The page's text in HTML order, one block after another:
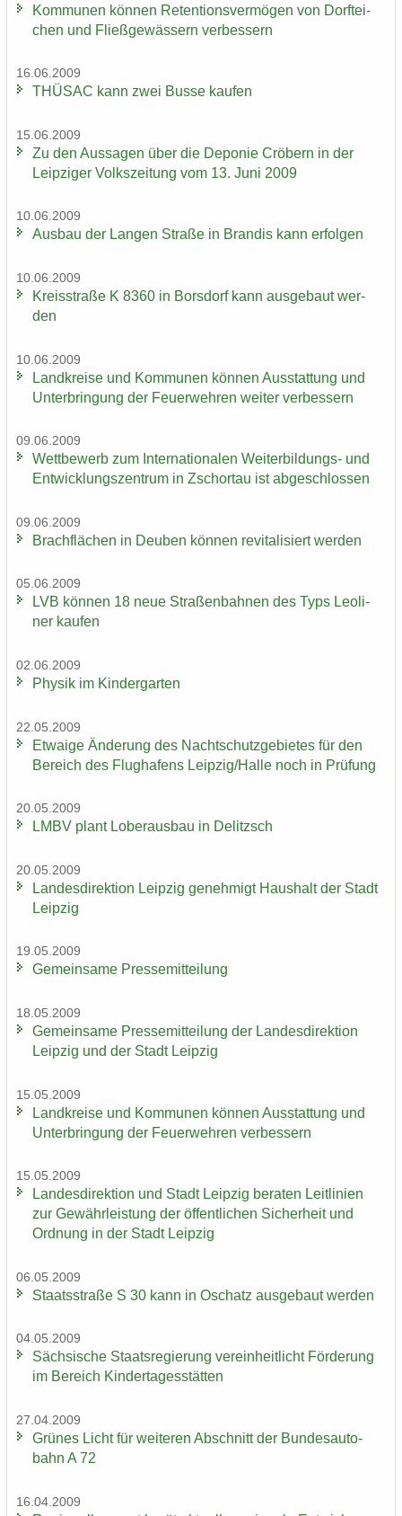
Kom­mu­nen kön­nen Re­ten­ti­ons­ver­mö­gen von Dorf­tei­
chen und Fließ­ge­wäs­sern ver­bes­sern
16.06.2009
THÜ­SAC kann zwei Busse kau­fen
15.06.2009
Zu den Aus­sa­gen über die De­po­nie Crö­bern in der
Leip­zi­ger Volks­zei­tung vom 13. Juni 2009
10.06.2009
Aus­bau der Lan­gen Stra­ße in Bran­dis kann er­fol­gen
10.06.2009
Kreis­stra­ße K 8360 in Bors­dorf kann aus­ge­baut wer­
den
10.06.2009
Land­krei­se und Kom­mu­nen kön­nen Aus­stat­tung und
Un­ter­brin­gung der Feu­er­weh­ren wei­ter ver­bes­sern
09.06.2009
Wett­be­werb zum In­ter­na­tio­na­len Weiterbildungs-​ und
Ent­wick­lungs­zen­trum in Zschor­tau ist ab­ge­schlos­sen
09.06.2009
Brach­flä­chen in Deu­ben kön­nen re­vi­ta­li­siert wer­den
05.06.2009
LVB kön­nen 18 neue Stra­ßen­bah­nen des Typs Leo­li­
ner kau­fen
02.06.2009
Phy­sik im Kin­der­gar­ten
22.05.2009
Et­wa­ige Än­de­rung des Nacht­schutz­ge­bie­tes für den
Be­reich des Flug­ha­fens Leip­zig/Halle noch in Prü­fung
20.05.2009
LMBV plant Lober­aus­bau in De­litzsch
20.05.2009
Lan­des­di­rek­ti­on Leip­zig ge­neh­migt Haus­halt der Stadt
Leip­zig
19.05.2009
Ge­mein­sa­me Pres­se­mit­tei­lung
18.05.2009
Ge­mein­sa­me Pres­se­mit­tei­lung der Lan­des­di­rek­ti­on
Leip­zig und der Stadt Leip­zig
15.05.2009
Land­krei­se und Kom­mu­nen kön­nen Aus­stat­tung und
Un­ter­brin­gung der Feu­er­weh­ren ver­bes­sern
15.05.2009
Lan­des­di­rek­ti­on und Stadt Leip­zig be­ra­ten Leit­li­ni­en
zur Ge­währ­leis­tung der öf­fent­li­chen Si­cher­heit und
Ord­nung in der Stadt Leip­zig
06.05.2009
Staats­stra­ße S 30 kann in Oschatz aus­ge­baut wer­den
04.05.2009
Säch­si­sche Staats­re­gie­rung ver­ein­heit­licht För­de­rung
im Be­reich Kin­der­ta­ges­stät­ten
27.04.2009
Grü­nes Licht für wei­te­ren Ab­schnitt der Bun­des­au­to­
bahn A 72
16.04.2009